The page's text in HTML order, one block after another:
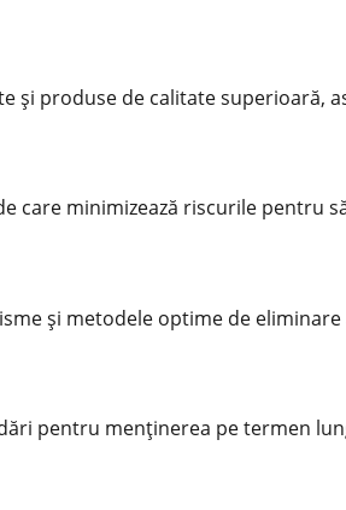
și produse de calitate superioară,
care minimizează riscurile pentru
și metodele optime de eliminare
pentru menținerea pe termen